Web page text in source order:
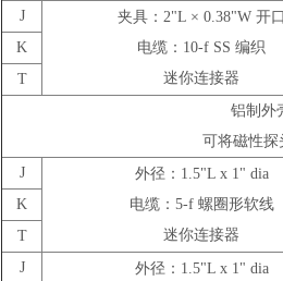
J
夹具：2"L × 0.38"W 开口
电缆：10-f SS 编织
迷你连接器
K
T
铝制外
可将磁性探
J
外径：1.5"L x 1" dia
电缆：5-f 螺圈形软线
迷你连接器
K
T
J
外径：1.5"L x 1" dia